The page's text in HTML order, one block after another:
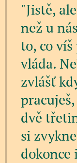
"Jistě,
než u
to, co
vláda.
zvlášť
dvě
si
dokonce